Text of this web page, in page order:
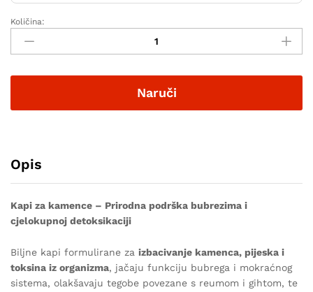
Količina:
Naruči
Opis
Kapi za kamence – Prirodna podrška bubrezima i
cjelokupnoj detoksikaciji
Biljne kapi formulirane za izbacivanje kamenca, pijeska i
toksina iz organizma, jačaju funkciju bubrega i mokraćnog
sistema, olakšavaju tegobe povezane s reumom i gihtom, te